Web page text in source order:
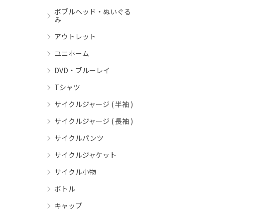
ボブルヘッド・ぬいぐる
み
アウトレット
ユニホーム
DVD・ブルーレイ
Tシャツ
サイクルジャージ ( 半袖 )
サイクルジャージ ( 長袖 )
サイクルパンツ
サイクルジャケット
サイクル小物
ボトル
キャップ